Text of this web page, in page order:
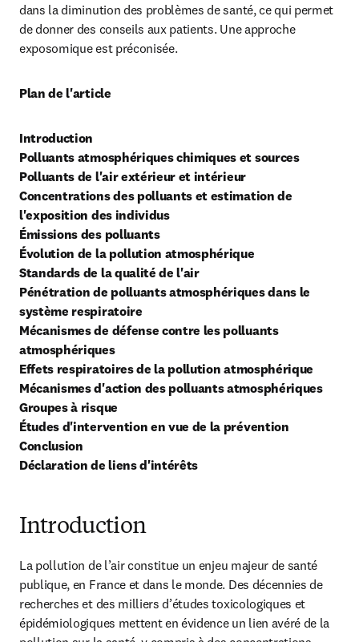
dans la diminution des problèmes de santé, ce qui permet
de donner des conseils aux patients. Une approche
exposomique est préconisée.
Plan de l'article
Introduction
Polluants atmosphériques chimiques et sources
Polluants de l'air extérieur et intérieur
Concentrations des polluants et estimation de
l'exposition des individus
Émissions des polluants
Évolution de la pollution atmosphérique
Standards de la qualité de l'air
Pénétration de polluants atmosphériques dans le
système respiratoire
Mécanismes de défense contre les polluants
atmosphériques
Effets respiratoires de la pollution atmosphérique
Mécanismes d'action des polluants atmosphériques
Groupes à risque
Études d'intervention en vue de la prévention
Conclusion
Déclaration de liens d'intérêts
Introduction
La pollution de l’air constitue un enjeu majeur de santé
publique, en France et dans le monde. Des décennies de
recherches et des milliers d’études toxicologiques et
épidémiologiques mettent en évidence un lien avéré de la